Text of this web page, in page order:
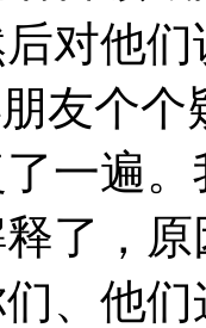
对他
友个
一遍
了，
、他